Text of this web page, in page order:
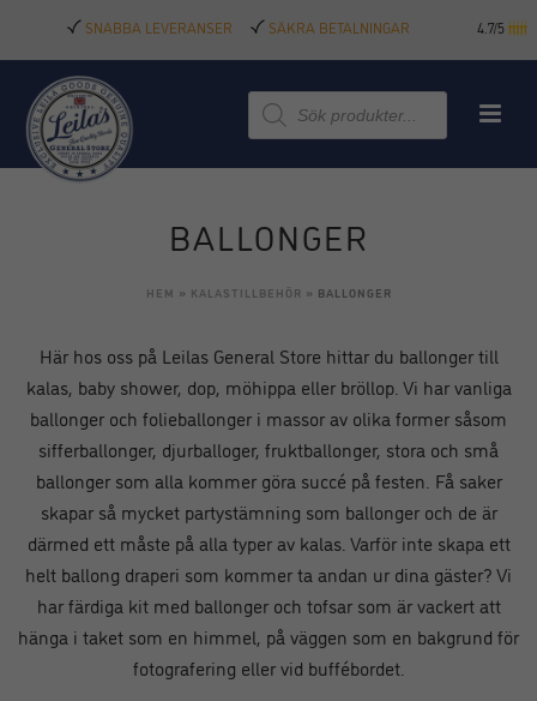
SNABBA LEVERANSER SÄKRA BETALNINGAR 4.7/5
Produktsökning
BALLONGER
HEM » KALASTILLBEHÖR » BALLONGER
Här hos oss på Leilas General Store hittar du ballonger till
kalas, baby shower, dop, möhippa eller bröllop. Vi har vanliga
ballonger och folieballonger i massor av olika former såsom
sifferballonger, djurballoger, fruktballonger, stora och små
ballonger som alla kommer göra succé på festen. Få saker
skapar så mycket partystämning som ballonger och de är
därmed ett måste på alla typer av kalas. Varför inte skapa ett
helt ballong draperi som kommer ta andan ur dina gäster? Vi
har färdiga kit med ballonger och tofsar som är vackert att
hänga i taket som en himmel, på väggen som en bakgrund för
fotografering eller vid buffébordet.